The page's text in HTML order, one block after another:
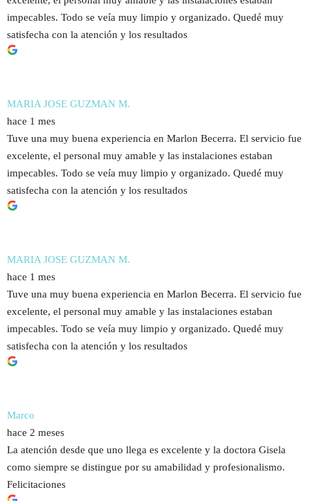
impecables. Todo se veía muy limpio y organizado. Quedé muy
satisfecha con la atención y los resultados
MARIA JOSE GUZMAN M.
hace 1 mes
Tuve una muy buena experiencia en Marlon Becerra. El servicio fue
excelente, el personal muy amable y las instalaciones estaban
impecables. Todo se veía muy limpio y organizado. Quedé muy
satisfecha con la atención y los resultados
MARIA JOSE GUZMAN M.
hace 1 mes
Tuve una muy buena experiencia en Marlon Becerra. El servicio fue
excelente, el personal muy amable y las instalaciones estaban
impecables. Todo se veía muy limpio y organizado. Quedé muy
satisfecha con la atención y los resultados
Marco
hace 2 meses
La atención desde que uno llega es excelente y la doctora Gisela
como siempre se distingue por su amabilidad y profesionalismo.
Felicitaciones